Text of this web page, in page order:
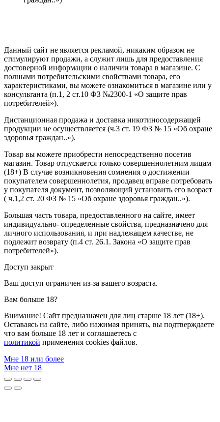
Данный сайт не является рекламой, никаким образом не
стимулируют продажи, а служит лишь для предоставления
достоверной информации о наличии товара в магазине. С
полными потребительскими свойствами товара, его
характеристиками, вы можете ознакомиться в магазине или у
консультанта (п.1, 2 ст.10 ФЗ №2300-1 «О защите прав
потребителей»).
Дистанционная продажа и доставка никотиносодержащей
продукции не осуществляется (ч.3 ст. 19 ФЗ № 15 «Об охране
здоровья граждан..»).
Товар вы можете приобрести непосредственно посетив
магазин. Товар отпускается только совершеннолетним лицам
(18+) В случае возникновения сомнения о достижении
покупателем совершеннолетия, продавец вправе потребовать
у покупателя документ, позволяющий установить его возраст
( ч.1,2 ст. 20 ФЗ № 15 «Об охране здоровья граждан..»).
Большая часть товара, предоставленного на сайте, имеет
индивидуально- определенные свойства, предназначено для
личного использования, и при надлежащем качестве, не
подлежит возврату (п.4 ст. 26.1. Закона «О защите прав
потребителей»).
Доступ закрыт
Ваш доступ ограничен из-за вашего возраста.
Вам больше 18?
Внимание! Сайт предназначен для лиц старше 18 лет (18+).
Оставаясь на сайте, либо нажимая принять, вы подтверждаете
что вам больше 18 лет и соглашаетесь с
политикой применения cookies файлов.
Мне 18 или более
Мне нет 18